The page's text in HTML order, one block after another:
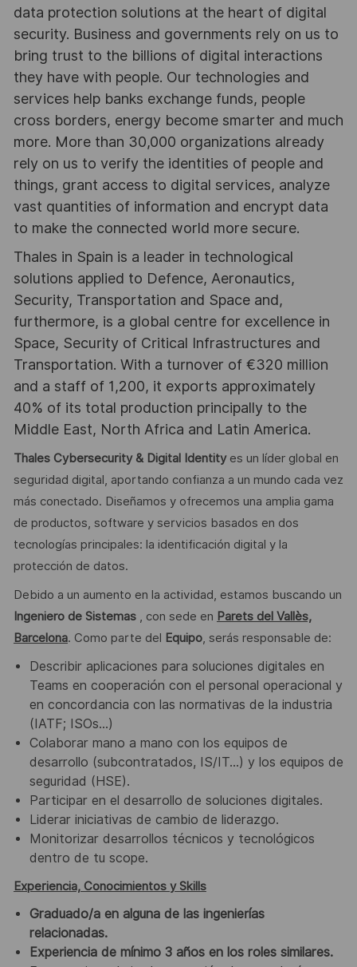
data protection solutions at the heart of digital
security. Business and governments rely on us to
bring trust to the billions of digital interactions
they have with people. Our technologies and
services help banks exchange funds, people
cross borders, energy become smarter and much
more. More than 30,000 organizations already
rely on us to verify the identities of people and
things, grant access to digital services, analyze
vast quantities of information and encrypt data
to make the connected world more secure.
Thales in Spain is a leader in technological
solutions applied to Defence, Aeronautics,
Security, Transportation and Space and,
furthermore, is a global centre for excellence in
Space, Security of Critical Infrastructures and
Transportation. With a turnover of €320 million
and a staff of 1,200, it exports approximately
40% of its total production principally to the
Middle East, North Africa and Latin America.
Thales Cybersecurity & Digital Identity es un líder global en
seguridad digital, aportando confianza a un mundo cada vez
más conectado. Diseñamos y ofrecemos una amplia gama
de productos, software y servicios basados en dos
tecnologías principales: la identificación digital y la
protección de datos.
Debido a un aumento en la actividad, estamos buscando un
Ingeniero de Sistemas , con sede en Parets del Vallès,
Barcelona. Como parte del Equipo, serás responsable de:
Describir aplicaciones para soluciones digitales en
Teams en cooperación con el personal operacional y
en concordancia con las normativas de la industria
(IATF; ISOs…)
Colaborar mano a mano con los equipos de
desarrollo (subcontratados, IS/IT…) y los equipos de
seguridad (HSE).
Participar en el desarrollo de soluciones digitales.
Liderar iniciativas de cambio de liderazgo.
Monitorizar desarrollos técnicos y tecnológicos
dentro de tu scope.
Experiencia, Conocimientos y Skills
Graduado/a en alguna de las ingenierías
relacionadas.
Experiencia de mínimo 3 años en los roles similares.